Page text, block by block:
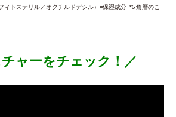
ィトステリル／オクチルドデシル）=保湿成分 *6 角層のこ
ャーをチェック！／